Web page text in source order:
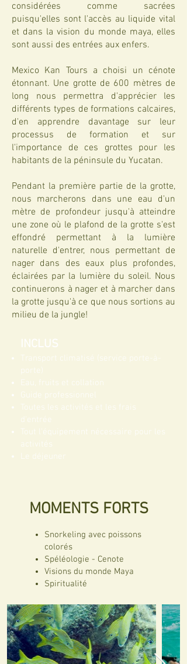
considérées comme sacrées
puisqu'elles sont l'accès au liquide vital
et dans la vision du monde maya, elles
sont aussi des entrées aux enfers.
Mexico Kan Tours a choisi un cénote
étonnant. Une grotte de 600 mètres de
long nous permettra d'apprécier les
différents types de formations calcaires,
d'en apprendre davantage sur leur
processus de formation et sur
l'importance de ces grottes pour les
habitants de la péninsule du Yucatan.
Pendant la première partie de la grotte,
nous marcherons dans une eau d'un
mètre de profondeur jusqu'à atteindre
une zone où le plafond de la grotte s'est
effondré permettant à la lumière
naturelle d'entrer, nous permettant de
nager dans des eaux plus profondes,
éclairées par la lumière du soleil. Nous
continuerons à nager et à marcher dans
la grotte jusqu'à ce que nous sortions au
milieu de la jungle!
INCLUS
Transport climatisé (service porte-à-
porte)
Eau, fruits et collation
Guide professionnel
Toutes les activités et les frais
d'entrée
Tout l'équipement nécessaire pour les
activités
Le déjeuner
Snorkeling avec poissons
colorés
Spéléologie - Cenote
Visions du monde Maya
Spiritualité
MOMENTS FORTS